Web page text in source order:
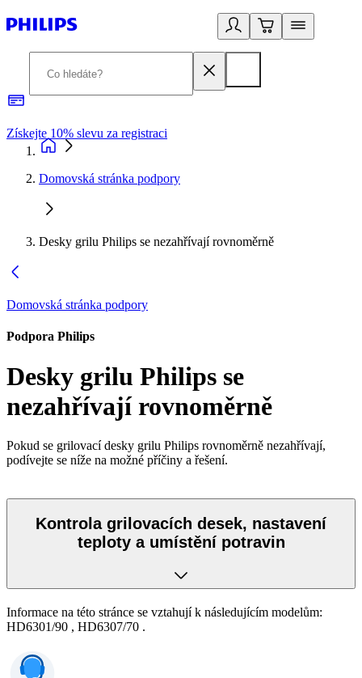
Získejte 10% slevu za registraci
Domovská stránka podpory
Desky grilu Philips se nezahřívají rovnoměrně
Domovská stránka podpory
Podpora Philips
Desky grilu Philips se
nezahřívají rovnoměrně
Pokud se grilovací desky grilu Philips rovnoměrně nezahřívají,
podívejte se níže na možné příčiny a řešení.
Kontrola grilovacích desek, nastavení
teploty a umístění potravin
Informace na této stránce se vztahují k následujícím modelům:
HD6301/90 , HD6307/70 .